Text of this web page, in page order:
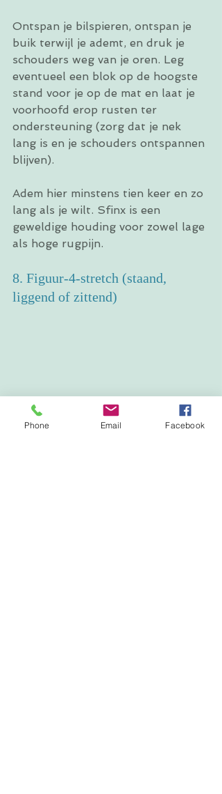
Ontspan je bilspieren, ontspan je
buik terwijl je ademt, en druk je
schouders weg van je oren. Leg
eventueel een blok op de hoogste
stand voor je op de mat en laat je
voorhoofd erop rusten ter
ondersteuning (zorg dat je nek
lang is en je schouders ontspannen
blijven).
Adem hier minstens tien keer en zo
lang als je wilt. Sfinx is een
geweldige houding voor zowel lage
als hoge rugpijn.
8. Figuur-4-stretch (staand,
liggend of zittend)
Phone Email Facebook